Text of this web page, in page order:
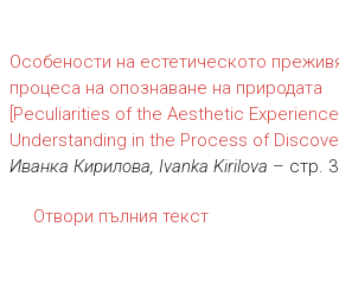
Особености на естетическото
процеса на опознаване на природата
[Peculiarities of the Aesthetic
Understanding in the Process of
Иванка Кирилова, Ivanka Kirilova – стр.
Отвори пълния текст